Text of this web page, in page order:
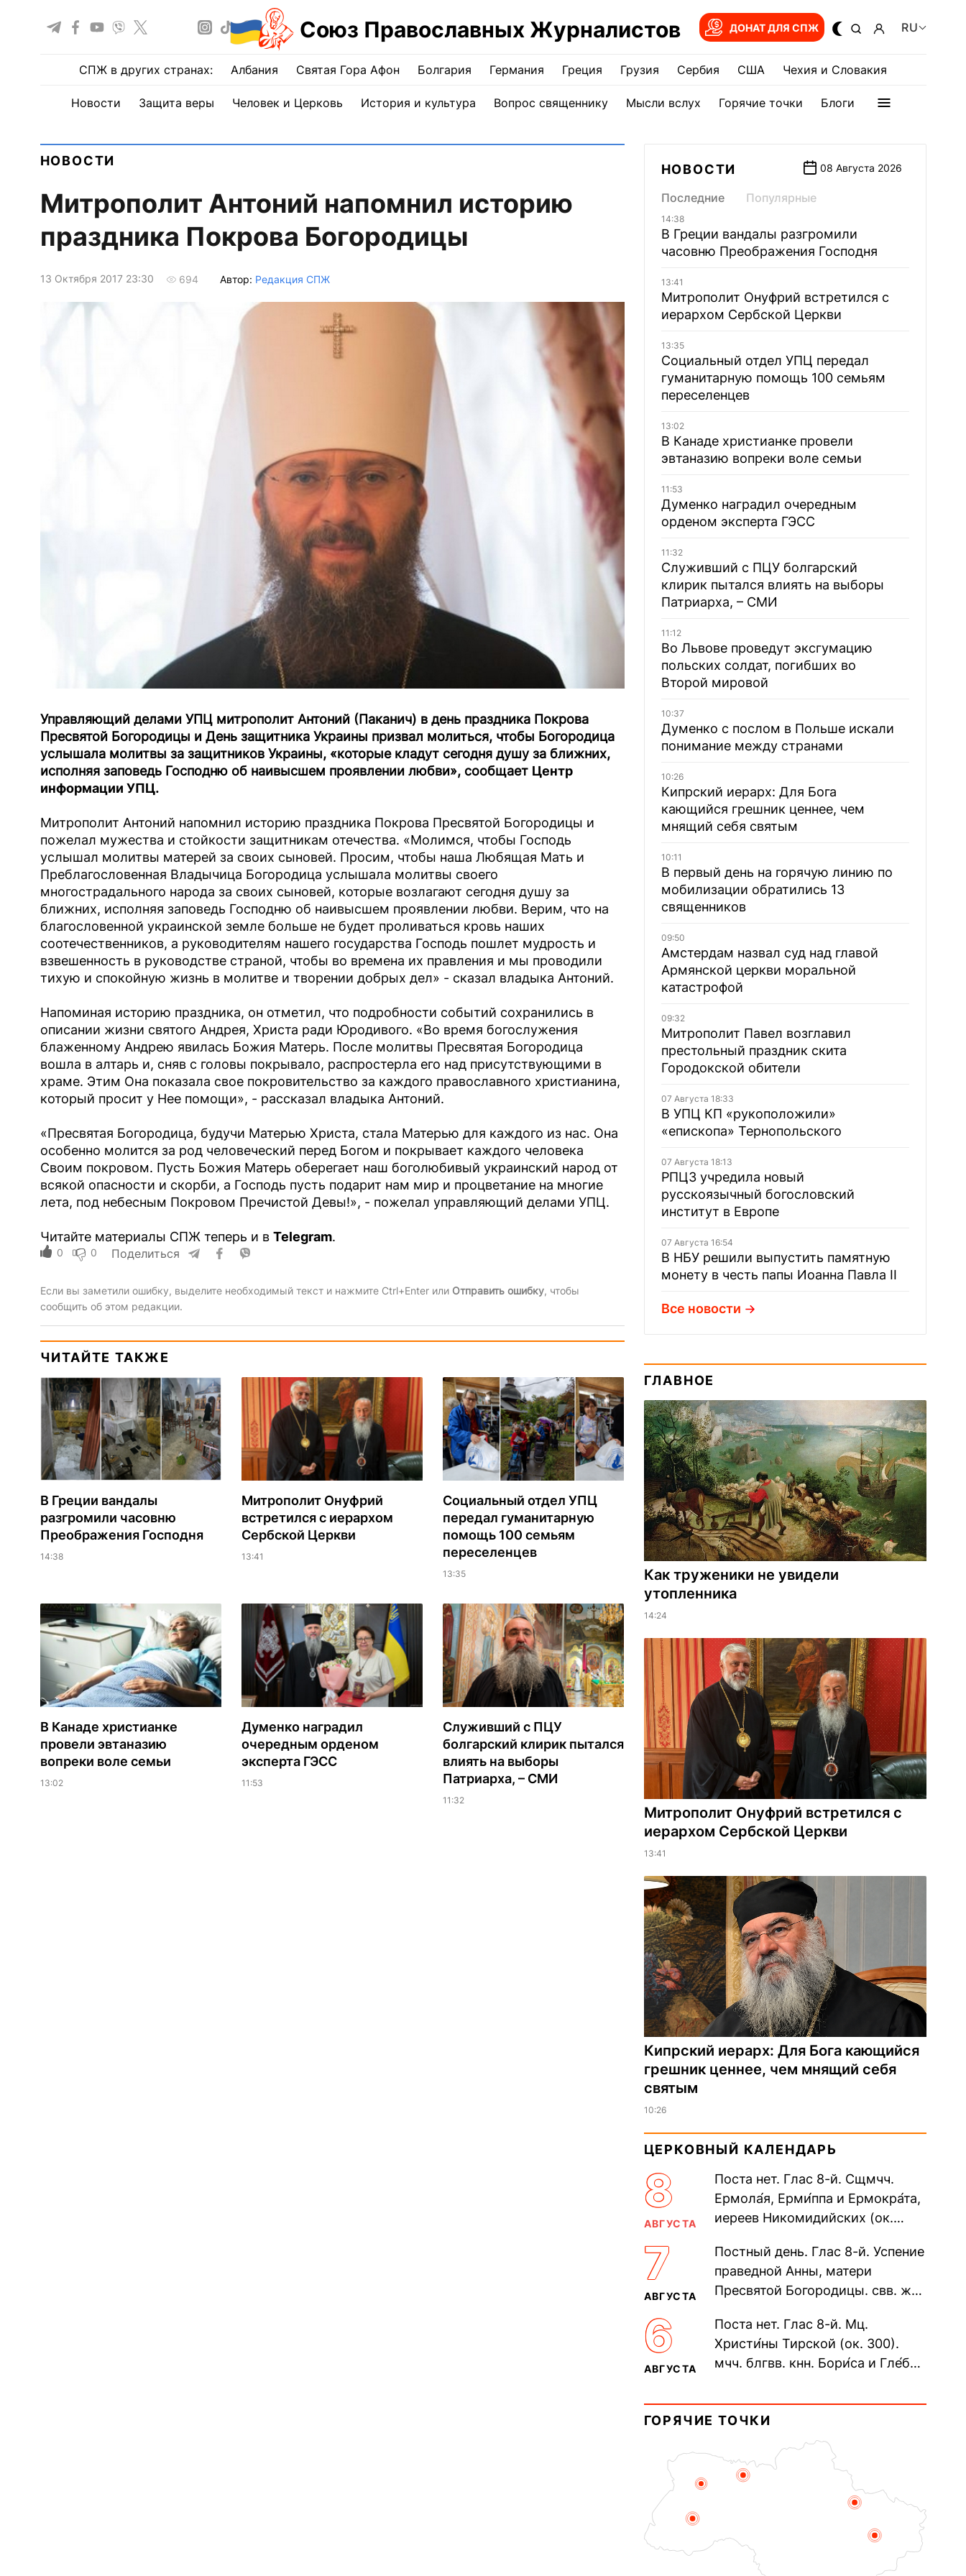
Союз Православных Журналистов ДОНАТ ДЛЯ СПЖ RU
СПЖ в других странах: Албания Святая Гора Афон Болгария Германия Греция Грузия Сербия США Чехия и Словакия
Новости Защита веры Человек и Церковь История и культура Вопрос священнику Мысли вслух Горячие точки Блоги
НОВОСТИ
Митрополит Антоний напомнил историю
праздника Покрова Богородицы
13 Октября 2017 23:30 694 Автор: Редакция СПЖ
Управляющий делами УПЦ митрополит Антоний (Паканич) в день праздника Покрова
Пресвятой Богородицы и День защитника Украины призвал молиться, чтобы Богородица
услышала молитвы за защитников Украины, «которые кладут сегодня душу за ближних,
исполняя заповедь Господню об наивысшем проявлении любви», сообщает Центр
информации УПЦ.
Митрополит Антоний напомнил историю праздника Покрова Пресвятой Богородицы и
пожелал мужества и стойкости защитникам отечества. «Молимся, чтобы Господь
услышал молитвы матерей за своих сыновей. Просим, чтобы наша Любящая Мать и
Преблагословенная Владычица Богородица услышала молитвы своего
многострадального народа за своих сыновей, которые возлагают сегодня душу за
ближних, исполняя заповедь Господню об наивысшем проявлении любви. Верим, что на
благословенной украинской земле больше не будет проливаться кровь наших
соотечественников, а руководителям нашего государства Господь пошлет мудрость и
взвешенность в руководстве страной, чтобы во времена их правления и мы проводили
тихую и спокойную жизнь в молитве и творении добрых дел» - сказал владыка Антоний.
Напоминая историю праздника, он отметил, что подробности событий сохранились в
описании жизни святого Андрея, Христа ради Юродивого. «Во время богослужения
блаженному Андрею явилась Божия Матерь. После молитвы Пресвятая Богородица
вошла в алтарь и, сняв с головы покрывало, распростерла его над присутствующими в
храме. Этим Она показала свое покровительство за каждого православного христианина,
который просит у Нее помощи», - рассказал владыка Антоний.
«Пресвятая Богородица, будучи Матерью Христа, стала Матерью для каждого из нас. Она
особенно молится за род человеческий перед Богом и покрывает каждого человека
Своим покровом. Пусть Божия Матерь оберегает наш боголюбивый украинский народ от
всякой опасности и скорби, а Господь пусть подарит нам мир и процветание на многие
лета, под небесным Покровом Пречистой Девы!», - пожелал управляющий делами УПЦ.
Читайте материалы СПЖ теперь и в Telegram.
0 0 Поделиться
Если вы заметили ошибку, выделите необходимый текст и нажмите Ctrl+Enter или Отправить ошибку, чтобы
сообщить об этом редакции.
ЧИТАЙТЕ ТАКЖЕ
В Греции вандалы
разгромили часовню
Преображения Господня
14:38
Митрополит Онуфрий
встретился с иерархом
Сербской Церкви
13:41
Социальный отдел УПЦ
передал гуманитарную
помощь 100 семьям
переселенцев
13:35
В Канаде христианке
провели эвтаназию
вопреки воле семьи
13:02
Думенко наградил
очередным орденом
эксперта ГЭСС
11:53
Служивший с ПЦУ
болгарский клирик пытался
влиять на выборы
Патриарха, – СМИ
11:32
НОВОСТИ 08 Августа 2026
Последние Популярные
14:38
В Греции вандалы разгромили
часовню Преображения Господня
13:41
Митрополит Онуфрий встретился с
иерархом Сербской Церкви
13:35
Социальный отдел УПЦ передал
гуманитарную помощь 100 семьям
переселенцев
13:02
В Канаде христианке провели
эвтаназию вопреки воле семьи
11:53
Думенко наградил очередным
орденом эксперта ГЭСС
11:32
Служивший с ПЦУ болгарский
клирик пытался влиять на выборы
Патриарха, – СМИ
11:12
Во Львове проведут эксгумацию
польских солдат, погибших во
Второй мировой
10:37
Думенко с послом в Польше искали
понимание между странами
10:26
Кипрский иерарх: Для Бога
кающийся грешник ценнее, чем
мнящий себя святым
10:11
В первый день на горячую линию по
мобилизации обратились 13
священников
09:50
Амстердам назвал суд над главой
Армянской церкви моральной
катастрофой
09:32
Митрополит Павел возглавил
престольный праздник скита
Городокской обители
07 Августа 18:33
В УПЦ КП «рукоположили»
«епископа» Тернопольского
07 Августа 18:13
РПЦЗ учредила новый
русскоязычный богословский
институт в Европе
07 Августа 16:54
В НБУ решили выпустить памятную
монету в честь папы Иоанна Павла II
Все новости
ГЛАВНОЕ
Как труженики не увидели
утопленника
14:24
Митрополит Онуфрий встретился с
иерархом Сербской Церкви
13:41
Кипрский иерарх: Для Бога кающийся
грешник ценнее, чем мнящий себя
святым
10:26
ЦЕРКОВНЫЙ КАЛЕНДАРЬ
8
АВГУСТА
Поста нет. Глас 8-й. Сщмчч.
Ермола́я, Ерми́ппа и Ермокра́та,
иереев Никомидийских (ок.
Печерского, в Ближних
пещерах...
7
АВГУСТА
Постный день. Глас 8-й. Успение
праведной Анны, матери
Пресвятой Богородицы. свв. жен
прп. Евпракси́и девы,...
6
АВГУСТА
Поста нет. Глас 8-й. Мц.
Христи́ны Тирской (ок. 300).
мчч. блгвв. кнн. Бори́са и Гле́ба,
Дави́да (1015). Прп....
ГОРЯЧИЕ ТОЧКИ